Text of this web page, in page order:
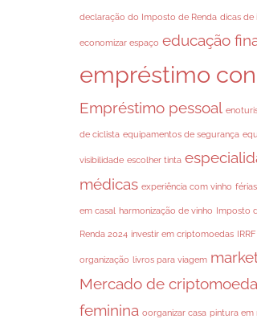
declaração do Imposto de Renda dicas de
economizar espaço educação
empréstimo
Empréstimo pessoal
de ciclista equipamentos de segurança
visibilidade escolher tinta
médicas experiência com vinho
em casal harmonização de vinho Imposto
Renda 2024 investir em criptomoedas IRRF
organização livros para viagem
Mercado de
feminina oorganizar casa pintura em